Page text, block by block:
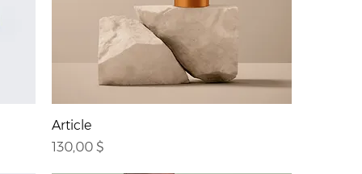
Article
Prix
130,00 $